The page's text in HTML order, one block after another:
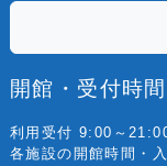
開館・受付時間
利用受付 9:00～
各施設の開館時間・